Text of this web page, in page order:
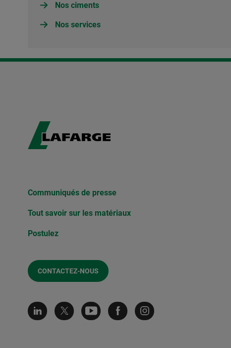
Nos ciments
Nos services
Communiqués de presse​
Tout savoir sur les matériaux
Postulez
CONTACTEZ-NOUS